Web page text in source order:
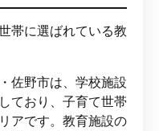
佐野市は、学校施設
ており、子育て世帯
アです。教育施設の